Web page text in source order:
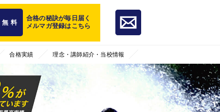
無 料
合格の秘訣が毎日届く
メルマガ登録はこちら
合格実績 理念・講師紹介・当校情報